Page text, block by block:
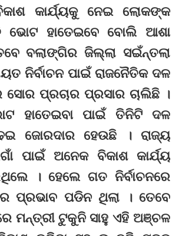
କାର୍ଯ୍ୟକୁ ନେଇ ଲୋକଙ୍କ
ଭୋଟ ହାତେଇବେ ବୋଲି ଆଶା
ବଲାଙ୍ଗିର ଜିଲ୍ଲା ସଇଁନ୍ତଲା
ନିର୍ବାଚନ ପାଇଁ ରାଜନୈତିକ ଦଳ
ପ୍ରଚାର ପ୍ରସାର ଚାଲିଛି ।
ହାତେଇବା ପାଇଁ ତିନିଟି ଦଳ
ଜୋରଦାର ହେଉଛି । ରାଜ୍ୟ
ପାଇଁ ଅନେକ ବିକାଶ କାର୍ଯ୍ୟ
। ହେଲେ ଗତ ନିର୍ବାଚନରେ
ପ୍ରଭାବ ପଡିନ ଥିଲା । ତେବେ
ମନ୍ତ୍ରୀ ଟୁକୁନି ସାହୁ ଏହି ଅଞ୍ଚଳ